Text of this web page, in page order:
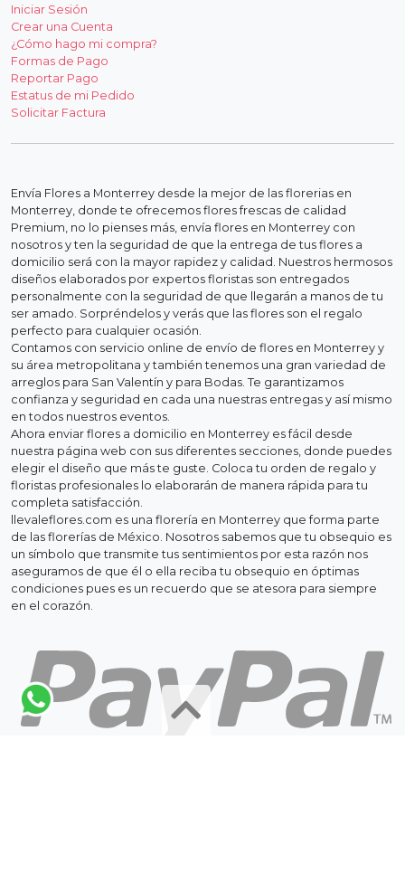
Iniciar Sesión
Crear una Cuenta
¿Cómo hago mi compra?
Formas de Pago
Reportar Pago
Estatus de mi Pedido
Solicitar Factura
Envía Flores a Monterrey desde la mejor de las florerias en
Monterrey, donde te ofrecemos flores frescas de calidad
Premium, no lo pienses más, envía flores en Monterrey con
nosotros y ten la seguridad de que la entrega de tus flores a
domicilio será con la mayor rapidez y calidad. Nuestros hermosos
diseños elaborados por expertos floristas son entregados
personalmente con la seguridad de que llegarán a manos de tu
ser amado. Sorpréndelos y verás que las flores son el regalo
perfecto para cualquier ocasión.
Contamos con servicio online de envío de flores en Monterrey y
su área metropolitana y también tenemos una gran variedad de
arreglos para San Valentín y para Bodas. Te garantizamos
confianza y seguridad en cada una nuestras entregas y así mismo
en todos nuestros eventos.
Ahora enviar flores a domicilio en Monterrey es fácil desde
nuestra página web con sus diferentes secciones, donde puedes
elegir el diseño que más te guste. Coloca tu orden de regalo y
floristas profesionales lo elaborarán de manera rápida para tu
completa satisfacción.
llevaleflores.com es una florería en Monterrey que forma parte
de las florerías de México. Nosotros sabemos que tu obsequio es
un símbolo que transmite tus sentimientos por esta razón nos
aseguramos de que él o ella reciba tu obsequio en óptimas
condiciones pues es un recuerdo que se atesora para siempre
en el corazón.